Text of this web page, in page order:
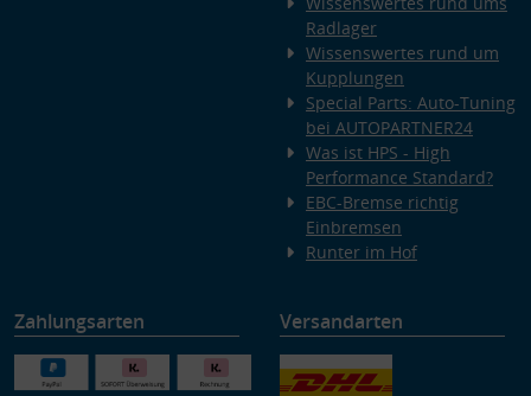
Radlager
Wissenswertes rund um
Kupplungen
Special Parts: Auto-Tuning
bei AUTOPARTNER24
Was ist HPS - High
Performance Standard?
EBC-Bremse richtig
Einbremsen
Runter im Hof
Zahlungsarten Versandarten